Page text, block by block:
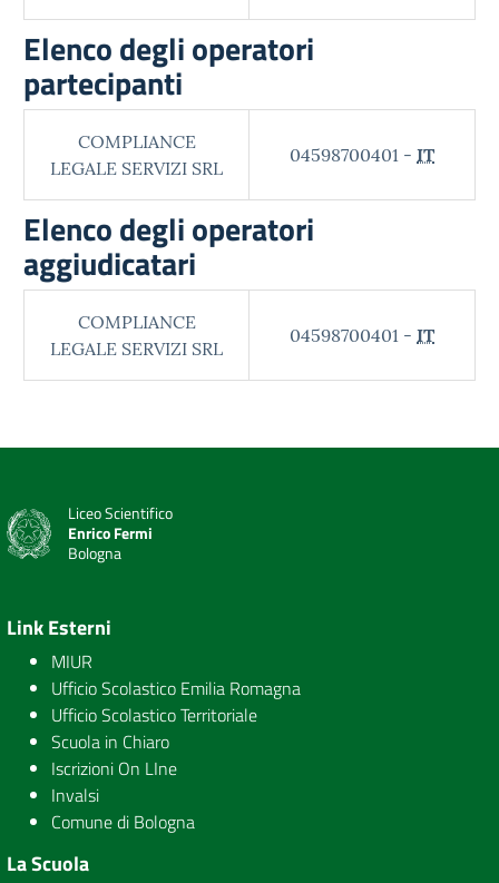
Elenco degli operatori
partecipanti
COMPLIANCE
LEGALE SERVIZI SRL
04598700401 - IT
Elenco degli operatori
aggiudicatari
COMPLIANCE
LEGALE SERVIZI SRL
04598700401 - IT
Liceo Scientifico
Enrico Fermi
Bologna
Link Esterni
MIUR
Ufficio Scolastico Emilia Romagna
Ufficio Scolastico Territoriale
Scuola in Chiaro
Iscrizioni On LIne
Invalsi
Comune di Bologna
La Scuola